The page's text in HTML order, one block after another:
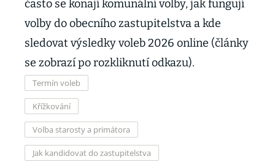
často se konají komunální volby, jak fungují
volby do obecního zastupitelstva a kde
sledovat výsledky voleb 2026 online (články
se zobrazí po rozkliknutí odkazu).
Termín voleb
Křížkování
Volba starosty a primátora
Jak kandidovat do zastupitelstva